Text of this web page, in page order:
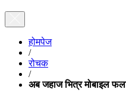
होमपेज
/
रोचक
/
अब जहाज भित्र मोबाइल